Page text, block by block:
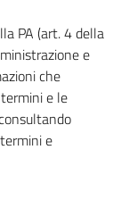
PA (art. 4 della
e
che
e le
e